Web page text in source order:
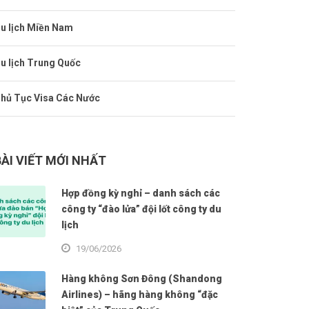
lịch Miền Nam
lịch Trung Quốc
Tục Visa Các Nước
VIẾT MỚI NHẤT
Hợp đồng kỳ nghỉ – danh sách các
công ty “đào lửa” đội lốt công ty du
lịch
19/06/2026
Hàng không Sơn Đông (Shandong
Airlines) – hãng hàng không “đặc